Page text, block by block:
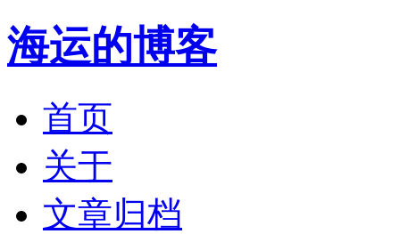
海运的博客
首页
关于
文章归档